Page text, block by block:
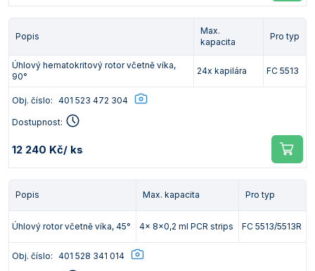
Popis
Max.
kapacita
Pro typ
Úhlový hematokritový rotor včetně víka,
90°
24x kapilára FC 5513
Obj. číslo: 401 523 472 304
Dostupnost:
12 240 Kč/ ks
Popis Max. kapacita Pro typ
Úhlový rotor včetně víka, 45° 4x 8x0,2 ml PCR strips FC 5513/5513R
Obj. číslo: 401 528 341 014